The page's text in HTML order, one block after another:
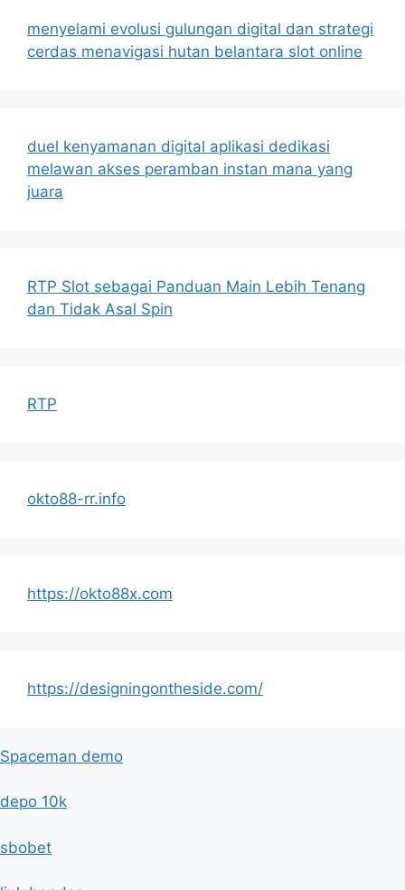
menyelami evolusi gulungan digital dan strategi
cerdas menavigasi hutan belantara slot online
duel kenyamanan digital aplikasi dedikasi
melawan akses peramban instan mana yang
juara
RTP Slot sebagai Panduan Main Lebih Tenang
dan Tidak Asal Spin
RTP
okto88-rr.info
https://okto88x.com
https://designingontheside.com/
Spaceman demo
depo 10k
sbobet